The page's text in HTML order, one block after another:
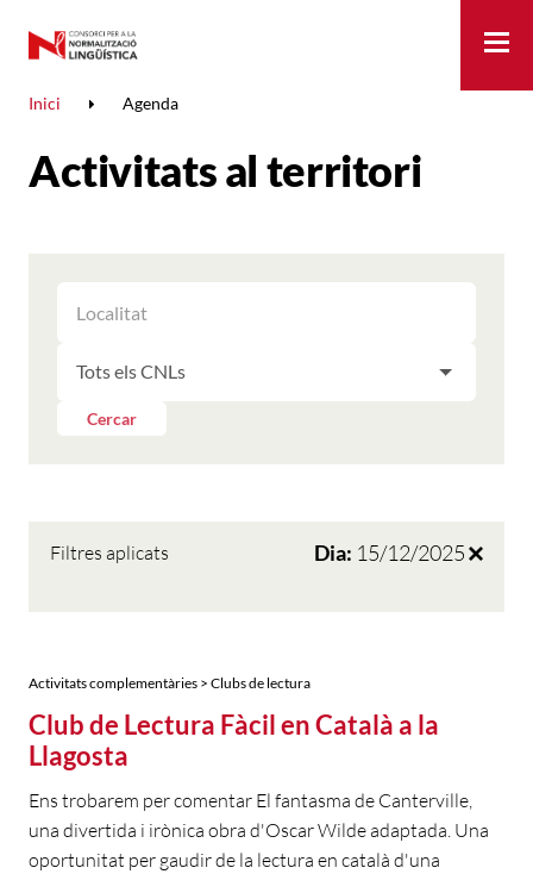
Inici Agenda
Activitats al territori
ELS
RESULTATS
LES
PER
LES
Cercar
Filtres aplicats Dia: 15/12/2025
Activitats complementàries > Clubs de lectura
Club de Lectura Fàcil en Català a la
Llagosta
Ens trobarem per comentar El fantasma de Canterville,
una divertida i irònica obra d'Oscar Wilde adaptada. Una
oportunitat per gaudir de la lectura en català d'una